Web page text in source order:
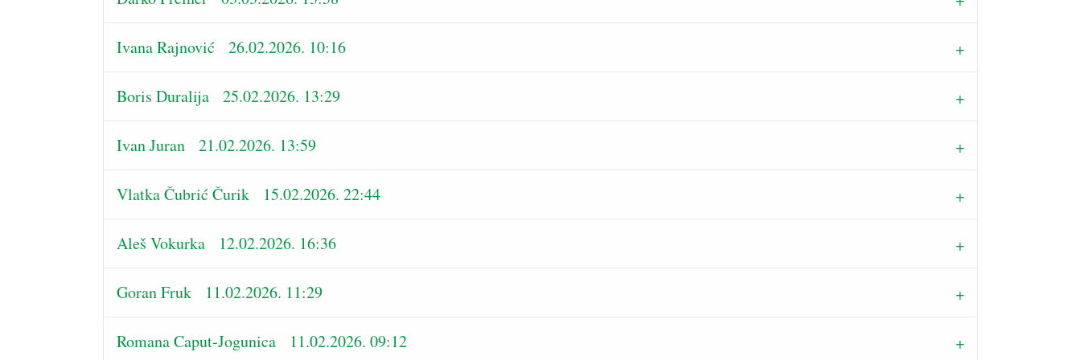
Ivana Rajnović 26.02.2026. 10:16
Boris Duralija 25.02.2026. 13:29
Ivan Juran 21.02.2026. 13:59
Vlatka Čubrić Čurik 15.02.2026. 22:44
Aleš Vokurka 12.02.2026. 16:36
Goran Fruk 11.02.2026. 11:29
Romana Caput-Jogunica 11.02.2026. 09:12